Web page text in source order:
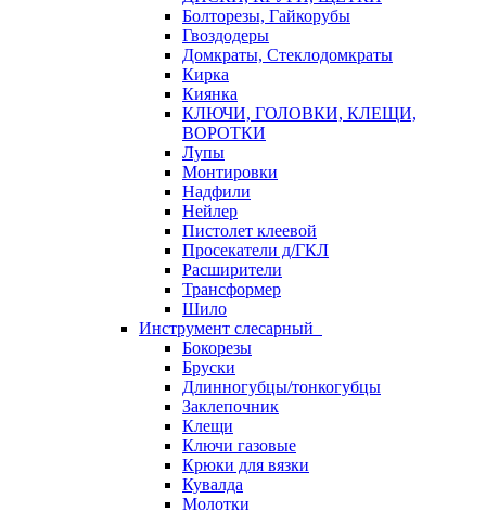
Болторезы, Гайкорубы
Гвоздодеры
Домкраты, Стеклодомкраты
Кирка
Киянка
КЛЮЧИ, ГОЛОВКИ, КЛЕЩИ,
ВОРОТКИ
Лупы
Монтировки
Надфили
Нейлер
Пистолет клеевой
Просекатели д/ГКЛ
Расширители
Трансформер
Шило
Инструмент слесарный
Бокорезы
Бруски
Длинногубцы/тонкогубцы
Заклепочник
Клещи
Ключи газовые
Крюки для вязки
Кувалда
Молотки